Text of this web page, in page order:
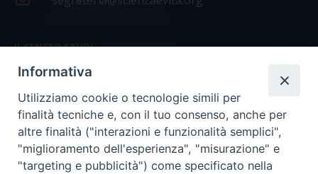
IL CENTRO STUDI
La nostra storia
Statuto
Presidenza e ufficio presidenza
Consiglio scientifico
Informativa
Utilizziamo cookie o tecnologie simili per
finalità tecniche e, con il tuo consenso, anche per
altre finalità ("interazioni e funzionalità semplici",
"miglioramento dell'esperienza", "misurazione" e
"targeting e pubblicità") come specificato nella